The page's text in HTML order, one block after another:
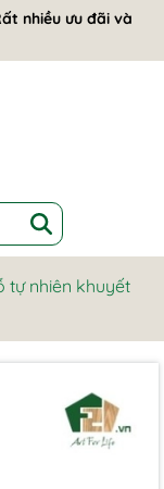
nhiều ưu đãi và
tự nhiên khuyết